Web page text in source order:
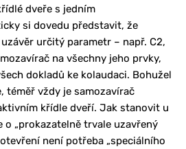
dveře s jedním
si dovedu představit, že
určitý parametr – např. C2,
na všechny jeho prvky,
dokladů ke kolaudaci. Bohužel
téměř vždy je samozavírač
křídle dveří. Jak stanovit u
o „prokazatelně trvale uzavřený
není potřeba „speciálního